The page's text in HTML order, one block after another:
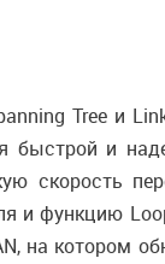
Tree и
быстрой и
скорость
и функцию
на котором